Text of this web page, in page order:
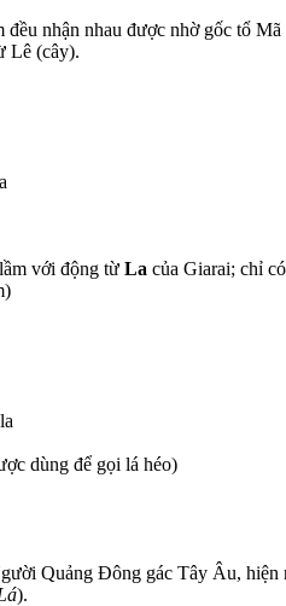
nhận nhau được nhờ gốc tổ
Lê (cây).
với động từ La của Giarai; chỉ
dùng để gọi lá héo)
Quảng Đông gác Tây Âu, hiện
).